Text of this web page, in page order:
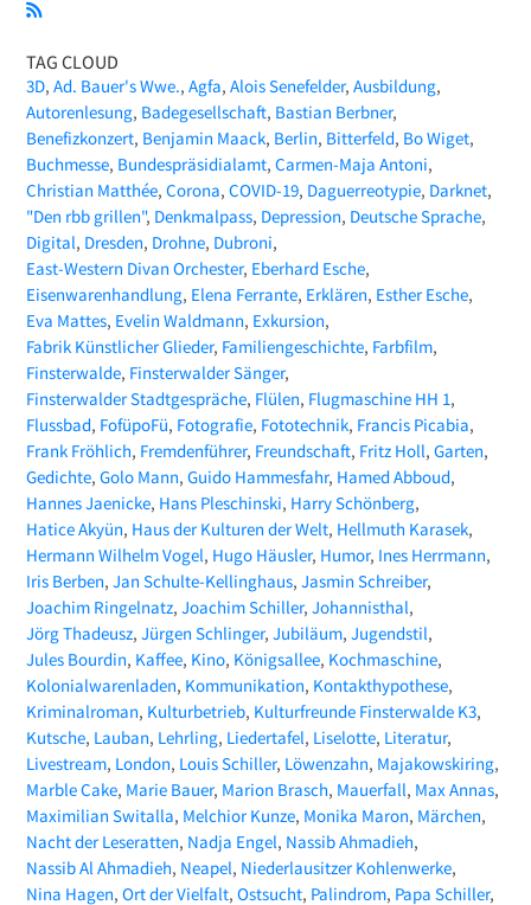
TAG CLOUD
3D Ad. Bauer's Wwe. Agfa Alois Senefelder Ausbildung
Autorenlesung Badegesellschaft Bastian Berbner
Benefizkonzert Benjamin Maack Berlin Bitterfeld Bo Wiget
Buchmesse Bundespräsidialamt Carmen-Maja Antoni
Christian Matthée Corona COVID-19 Daguerreotypie Darknet
"Den rbb grillen" Denkmalpass Depression Deutsche Sprache
Digital Dresden Drohne Dubroni
East-Western Divan Orchester Eberhard Esche
Eisenwarenhandlung Elena Ferrante Erklären Esther Esche
Eva Mattes Evelin Waldmann Exkursion
Fabrik Künstlicher Glieder Familiengeschichte Farbfilm
Finsterwalde Finsterwalder Sänger
Finsterwalder Stadtgespräche Flülen Flugmaschine HH 1
Flussbad FofüpoFü Fotografie Fototechnik Francis Picabia
Frank Fröhlich Fremdenführer Freundschaft Fritz Holl Garten
Gedichte Golo Mann Guido Hammesfahr Hamed Abboud
Hannes Jaenicke Hans Pleschinski Harry Schönberg
Hatice Akyün Haus der Kulturen der Welt Hellmuth Karasek
Hermann Wilhelm Vogel Hugo Häusler Humor Ines Herrmann
Iris Berben Jan Schulte-Kellinghaus Jasmin Schreiber
Joachim Ringelnatz Joachim Schiller Johannisthal
Jörg Thadeusz Jürgen Schlinger Jubiläum Jugendstil
Jules Bourdin Kaffee Kino Königsallee Kochmaschine
Kolonialwarenladen Kommunikation Kontakthypothese
Kriminalroman Kulturbetrieb Kulturfreunde Finsterwalde K3
Kutsche Lauban Lehrling Liedertafel Liselotte Literatur
Livestream London Louis Schiller Löwenzahn Majakowskiring
Marble Cake Marie Bauer Marion Brasch Mauerfall Max Annas
Maximilian Switalla Melchior Kunze Monika Maron Märchen
Nacht der Leseratten Nadja Engel Nassib Ahmadieh
Nassib Al Ahmadieh Neapel Niederlausitzer Kohlenwerke
Nina Hagen Ort der Vielfalt Ostsucht Palindrom Papa Schiller